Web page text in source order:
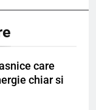
care
chiar si